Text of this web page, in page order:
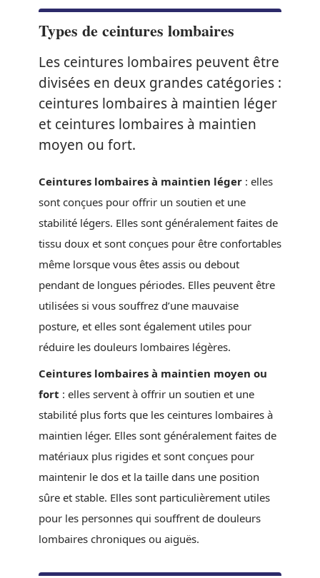
Types de ceintures lombaires
Les ceintures lombaires peuvent être
divisées en deux grandes catégories :
ceintures lombaires à maintien léger
et ceintures lombaires à maintien
moyen ou fort.
Ceintures lombaires à maintien léger : elles
sont conçues pour offrir un soutien et une
stabilité légers. Elles sont généralement faites de
tissu doux et sont conçues pour être confortables
même lorsque vous êtes assis ou debout
pendant de longues périodes. Elles peuvent être
utilisées si vous souffrez d’une mauvaise
posture, et elles sont également utiles pour
réduire les douleurs lombaires légères.
Ceintures lombaires à maintien moyen ou
fort : elles servent à offrir un soutien et une
stabilité plus forts que les ceintures lombaires à
maintien léger. Elles sont généralement faites de
matériaux plus rigides et sont conçues pour
maintenir le dos et la taille dans une position
sûre et stable. Elles sont particulièrement utiles
pour les personnes qui souffrent de douleurs
lombaires chroniques ou aiguës.